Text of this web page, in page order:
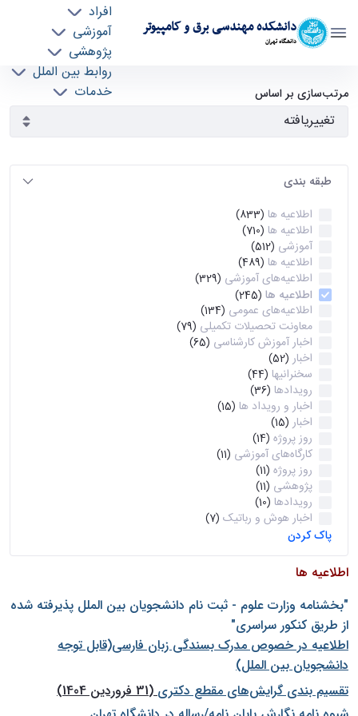
دانشکده مهندسی برق و کامپیوتر
دانشگاه تهران
افراد
آموزشی
پژوهشی
روابط بین الملل
خدمات
آرشیو اطلاعیه ها - ece- دانشکده مهندسی برق و
کامپیوتر
مرتب‌سازی بر اساس
طبقه بندی
اطلاعیه ها (833)
اطلاعیه ها (710)
آموزشی (512)
اطلاعیه ها (489)
اطلاعیه‌های‌ آموزشی (329)
اطلاعیه ها (245)
اطلاعیه‌های عمومی (134)
معاونت تحصیلات تکمیلی (79)
اخبار آموزش کارشناسی (65)
اخبار (52)
سخنرانیها (44)
رویدادها (36)
اخبار و رویداد ها (15)
اخبار (15)
روز پروژه (14)
کارگاه‌های آموزشی (11)
روز پروژه (11)
پژوهشی (11)
رویدادها (10)
اخبار هوش و رباتیک (7)
پاک کردن
اطلاعیه ها
"بخشنامه وزارت علوم - ثبت نام دانشجويان بين الملل پذيرفته شده
از طريق كنكور سراسری"
اطلاعیه در خصوص مدرک بسندگی زبان فارسی(قابل توجه
دانشجویان بین الملل)
تقسیم بندی گرایش‌های مقطع دکتری(31 فروردین 1404)